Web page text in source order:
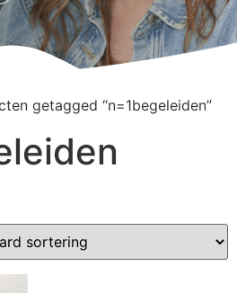
getagged “n=1begeleiden”